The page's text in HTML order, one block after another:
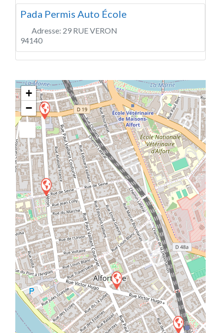
Pada Permis Auto École
Adresse: 29 RUE VERON
94140
+
−